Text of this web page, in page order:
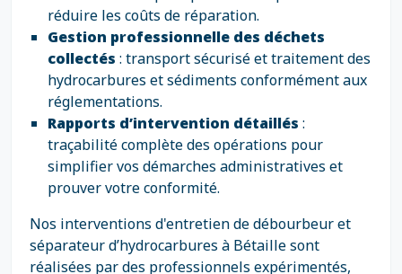
réduire les coûts de réparation.
Gestion professionnelle des déchets
collectés : transport sécurisé et traitement des
hydrocarbures et sédiments conformément aux
réglementations.
Rapports d’intervention détaillés :
traçabilité complète des opérations pour
simplifier vos démarches administratives et
prouver votre conformité.
Nos interventions d'entretien de débourbeur et
séparateur d’hydrocarbures à Bétaille sont
réalisées par des professionnels expérimentés,